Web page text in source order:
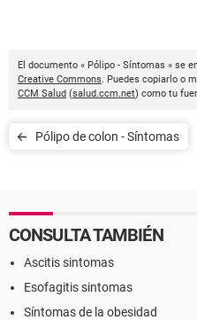
El documento « Pólipo - Síntomas » se
Creative Commons. Puedes copiarlo o
CCM Salud (salud.ccm.net) como tu
Pólipo de colon - Síntomas
CONSULTA TAMBIÉN
Ascitis sintomas
Esofagitis sintomas
Síntomas de la obesidad